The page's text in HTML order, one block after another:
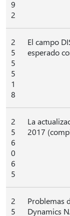
9
2
2
5
5
5
1
8
El campo
esperado
2
5
6
0
6
5
La
2017
2
5
Problemas
Dynamics